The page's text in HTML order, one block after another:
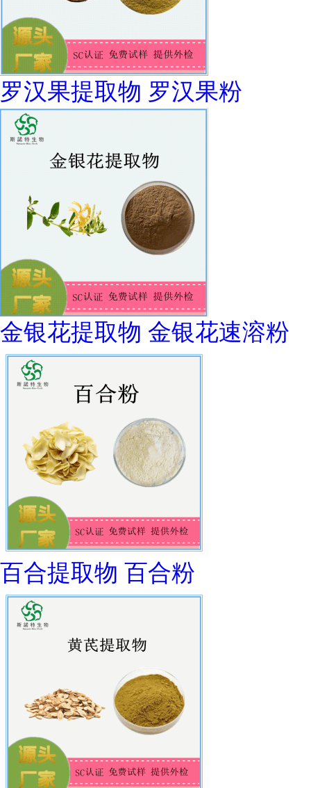
罗汉果提取物 罗汉果粉
金银花提取物 金银花速溶粉
百合提取物 百合粉